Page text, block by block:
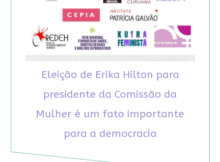
Eleição de Erika Hilton para
presidente da Comissão da
Mulher é um fato importante
para a democracia